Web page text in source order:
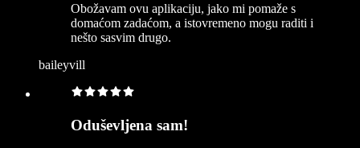
Obožavam ovu aplikaciju, jako mi pomaže s
domaćom zadaćom, a istovremeno mogu raditi i
nešto sasvim drugo.
baileyvill
Oduševljena sam!